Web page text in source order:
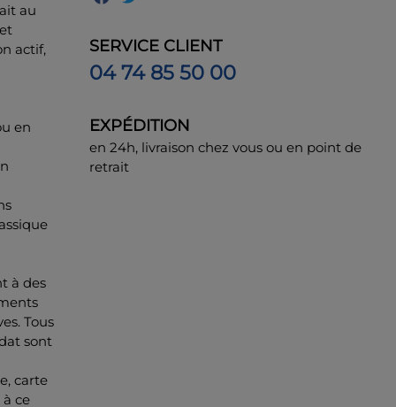
au
actif,
en
à des
Tous
sont
carte
ce
SERVICE CLIENT
04 74 85 50 00
EXPÉDITION
en 24h, livraison chez vous ou en point de
retrait